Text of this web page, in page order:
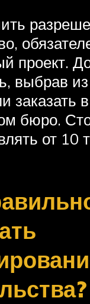
проект.
выбрав
заказать в
бюро.
от 10